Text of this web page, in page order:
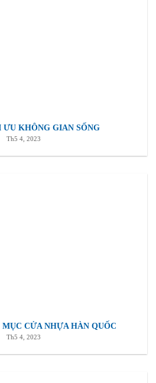
ƯU KHÔNG GIAN SỐNG
Th5 4, 2023
CỬA NHỰA HÀN QUỐC
Th5 4, 2023